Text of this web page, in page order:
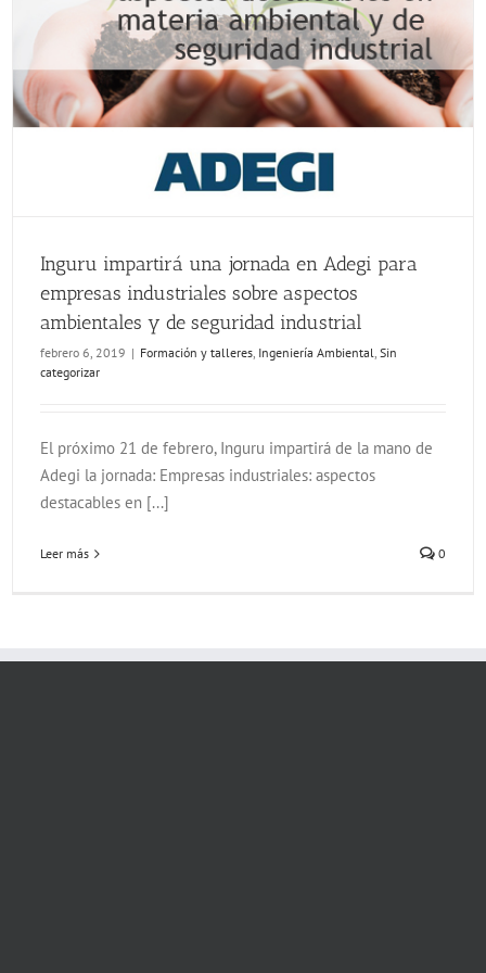
Inguru impartirá una jornada en Adegi para
empresas industriales sobre aspectos
ambientales y de seguridad industrial
febrero 6, 2019 | Formación y talleres, Ingeniería Ambiental,Sin
categorizar
El próximo 21 de febrero, Inguru impartirá de la mano de
Adegi la jornada: Empresas industriales: aspectos
destacables en [...]
Leer más 0